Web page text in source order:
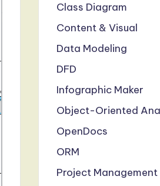
Class Diagram
Content & Visual
Data Modeling
DFD
Infographic Maker
Object-Oriented
OpenDocs
ORM
Project Management